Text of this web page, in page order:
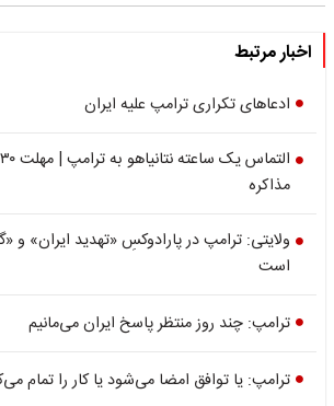
اخبار مرتبط
ادعاهای تکراری ترامپ علیه ایران
مذاکره
ولایتی: ترامپ در پارادوکسِ «تهدید ایران» و
است
ترامپ: چند روز منتظر پاسخ ایران می‌مانیم
ترامپ: یا توافق امضا می‌شود یا کار را تمام